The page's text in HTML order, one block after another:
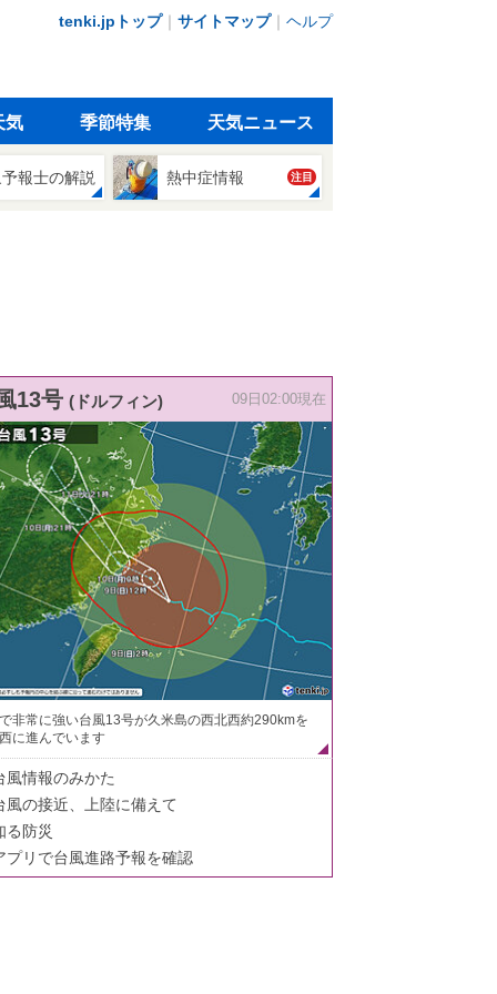
tenki.jpトップ｜ サイトマップ｜ ヘルプ
気 季節特集 天気ニュース
報士の解説 熱中症情報 注目
13号 (ドルフィン) 09日02:00現在
非常に強い台風13号が久米島の西北西約290kmを
に進んでいます
風情報のみかた
風の接近、上陸に備えて
る防災
プリで台風進路予報を確認